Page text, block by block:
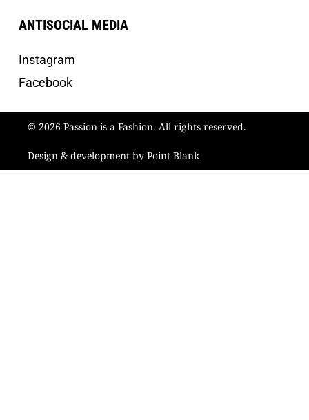
ANTISOCIAL MEDIA
Instagram
Facebook
© 2026 Passion is a Fashion. All rights reserved.
Design & development by Point Blank